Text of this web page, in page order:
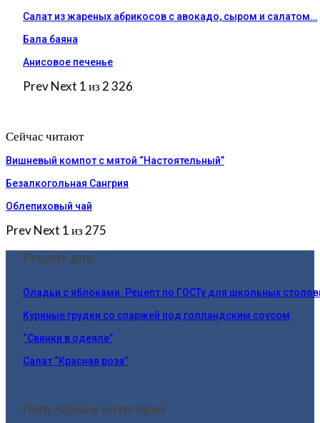
Салат из жареных абрикосов с авокадо, сыром и салатом…
Бала баяна
Анисовое печенье
PrevNext 1 из 2 326
Сейчас читают
Вишневый компот с мятой “Настоятельный”
Безалкогольная Сангрия
Облепиховый чай
PrevNext 1 из 275
Рецепт дня:
Оладьи с яблоками. Рецепт по ГОСТу для школьных
Куриные грудки со спаржей под голландским соусом
“Свинки в одеяле”
Салат “Красная роза”
Популярные категории